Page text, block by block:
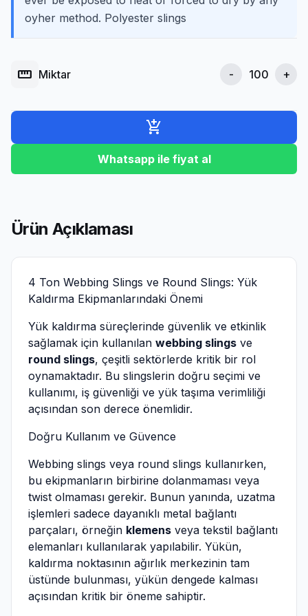
oyher method. Polyester slings
straighten Miktar - +
add_shopping_cart
Whatsapp ile fiyat al
Ürün Açıklaması
4 Ton Webbing Slings ve Round Slings: Yük
Kaldırma Ekipmanlarındaki Önemi
Yük kaldırma süreçlerinde güvenlik ve etkinlik
sağlamak için kullanılan webbing slings ve
round slings, çeşitli sektörlerde kritik bir rol
oynamaktadır. Bu slingslerin doğru seçimi ve
kullanımı, iş güvenliği ve yük taşıma verimliliği
açısından son derece önemlidir.
Doğru Kullanım ve Güvence
Webbing slings veya round slings kullanırken,
bu ekipmanların birbirine dolanmaması veya
twist olmaması gerekir. Bunun yanında, uzatma
işlemleri sadece dayanıklı metal bağlantı
parçaları, örneğin klemens veya tekstil bağlantı
elemanları kullanılarak yapılabilir. Yükün,
kaldırma noktasının ağırlık merkezinin tam
üstünde bulunması, yükün dengede kalması
açısından kritik bir öneme sahiptir.